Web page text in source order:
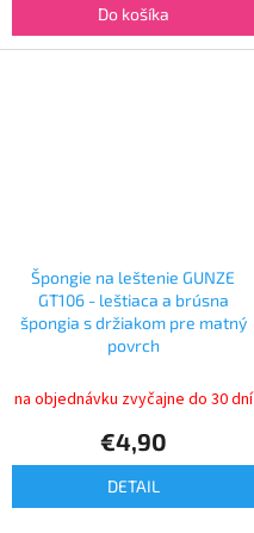
Do košíka
Špongie na leštenie GUNZE
GT106 - leštiaca a brúsna
špongia s držiakom pre matný
povrch
na objednávku zvyčajne do 30 dní
€4,90
DETAIL